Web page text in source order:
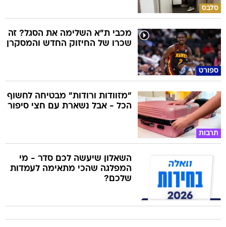
סלבס
ספורט
מכבי ת"א השלימה את הסגל? זה
שכרו של החיזוק החדש והמסקרן
תרבות
"מזוודות ורודות" מבטיחה לחשוף
הכל - אבל נשארת עם חצי סיפור
השאלון שיעשה לכם סדר - מי
המפלגה שהכי מתאימה לעמדות
שלכם?